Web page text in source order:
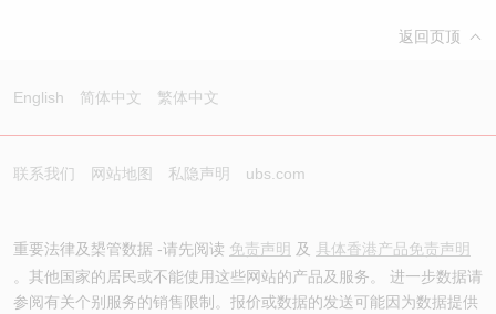
返回页顶
English 简体中文 繁体中文
联系我们 网站地图 私隐声明 ubs.com
重要法律及槼管数据 -请先阅读 免责声明 及 具体香港产品免责声明
。其他国家的居民或不能使用这些网站的产品及服务。 进一步数据请
参阅有关个别服务的销售限制。报价或数据的发送可能因为数据提供